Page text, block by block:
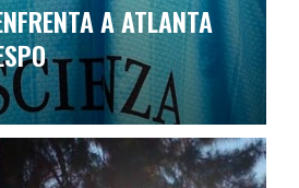
A ATLANTA